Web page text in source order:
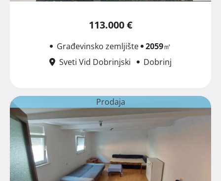
113.000 €
Građevinsko zemljište 2059㎡
Sveti Vid Dobrinjski
Dobrinj
Prodaja